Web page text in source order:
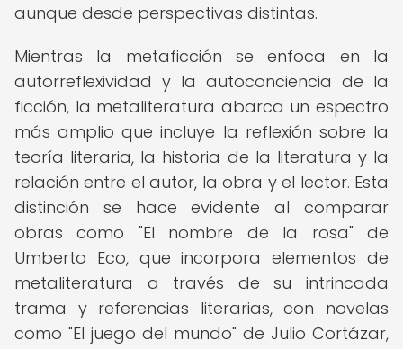
aunque desde perspectivas distintas.
Mientras la metaficción se enfoca en la
autorreflexividad y la autoconciencia de la
ficción, la metaliteratura abarca un espectro
más amplio que incluye la reflexión sobre la
teoría literaria, la historia de la literatura y la
relación entre el autor, la obra y el lector. Esta
distinción se hace evidente al comparar
obras como "El nombre de la rosa" de
Umberto Eco, que incorpora elementos de
metaliteratura a través de su intrincada
trama y referencias literarias, con novelas
como "El juego del mundo" de Julio Cortázar,